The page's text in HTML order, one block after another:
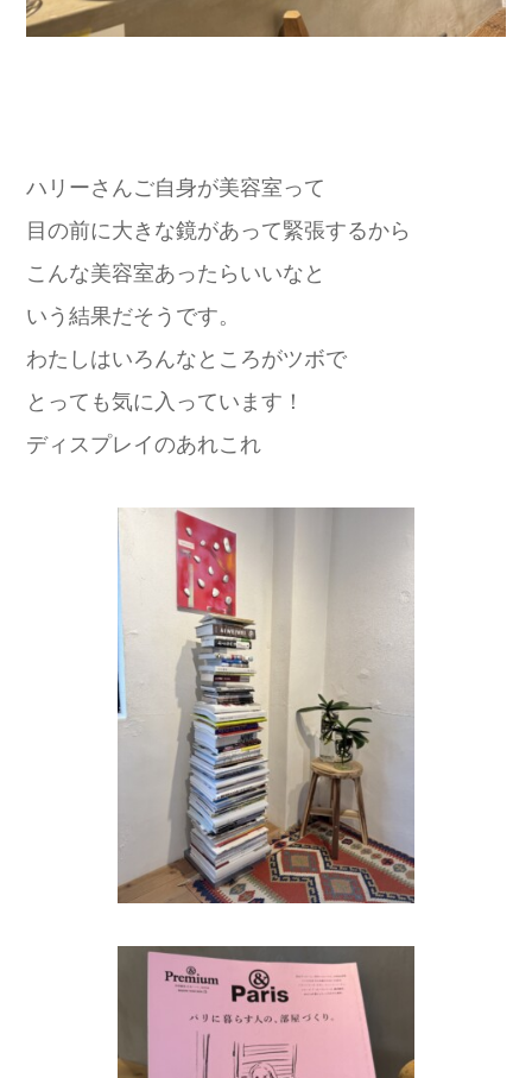
ハリーさんご自身が美容室って
目の前に大きな鏡があって緊張するから
こんな美容室あったらいいなと
いう結果だそうです。
わたしはいろんなところがツボで
とっても気に入っています！
ディスプレイのあれこれ